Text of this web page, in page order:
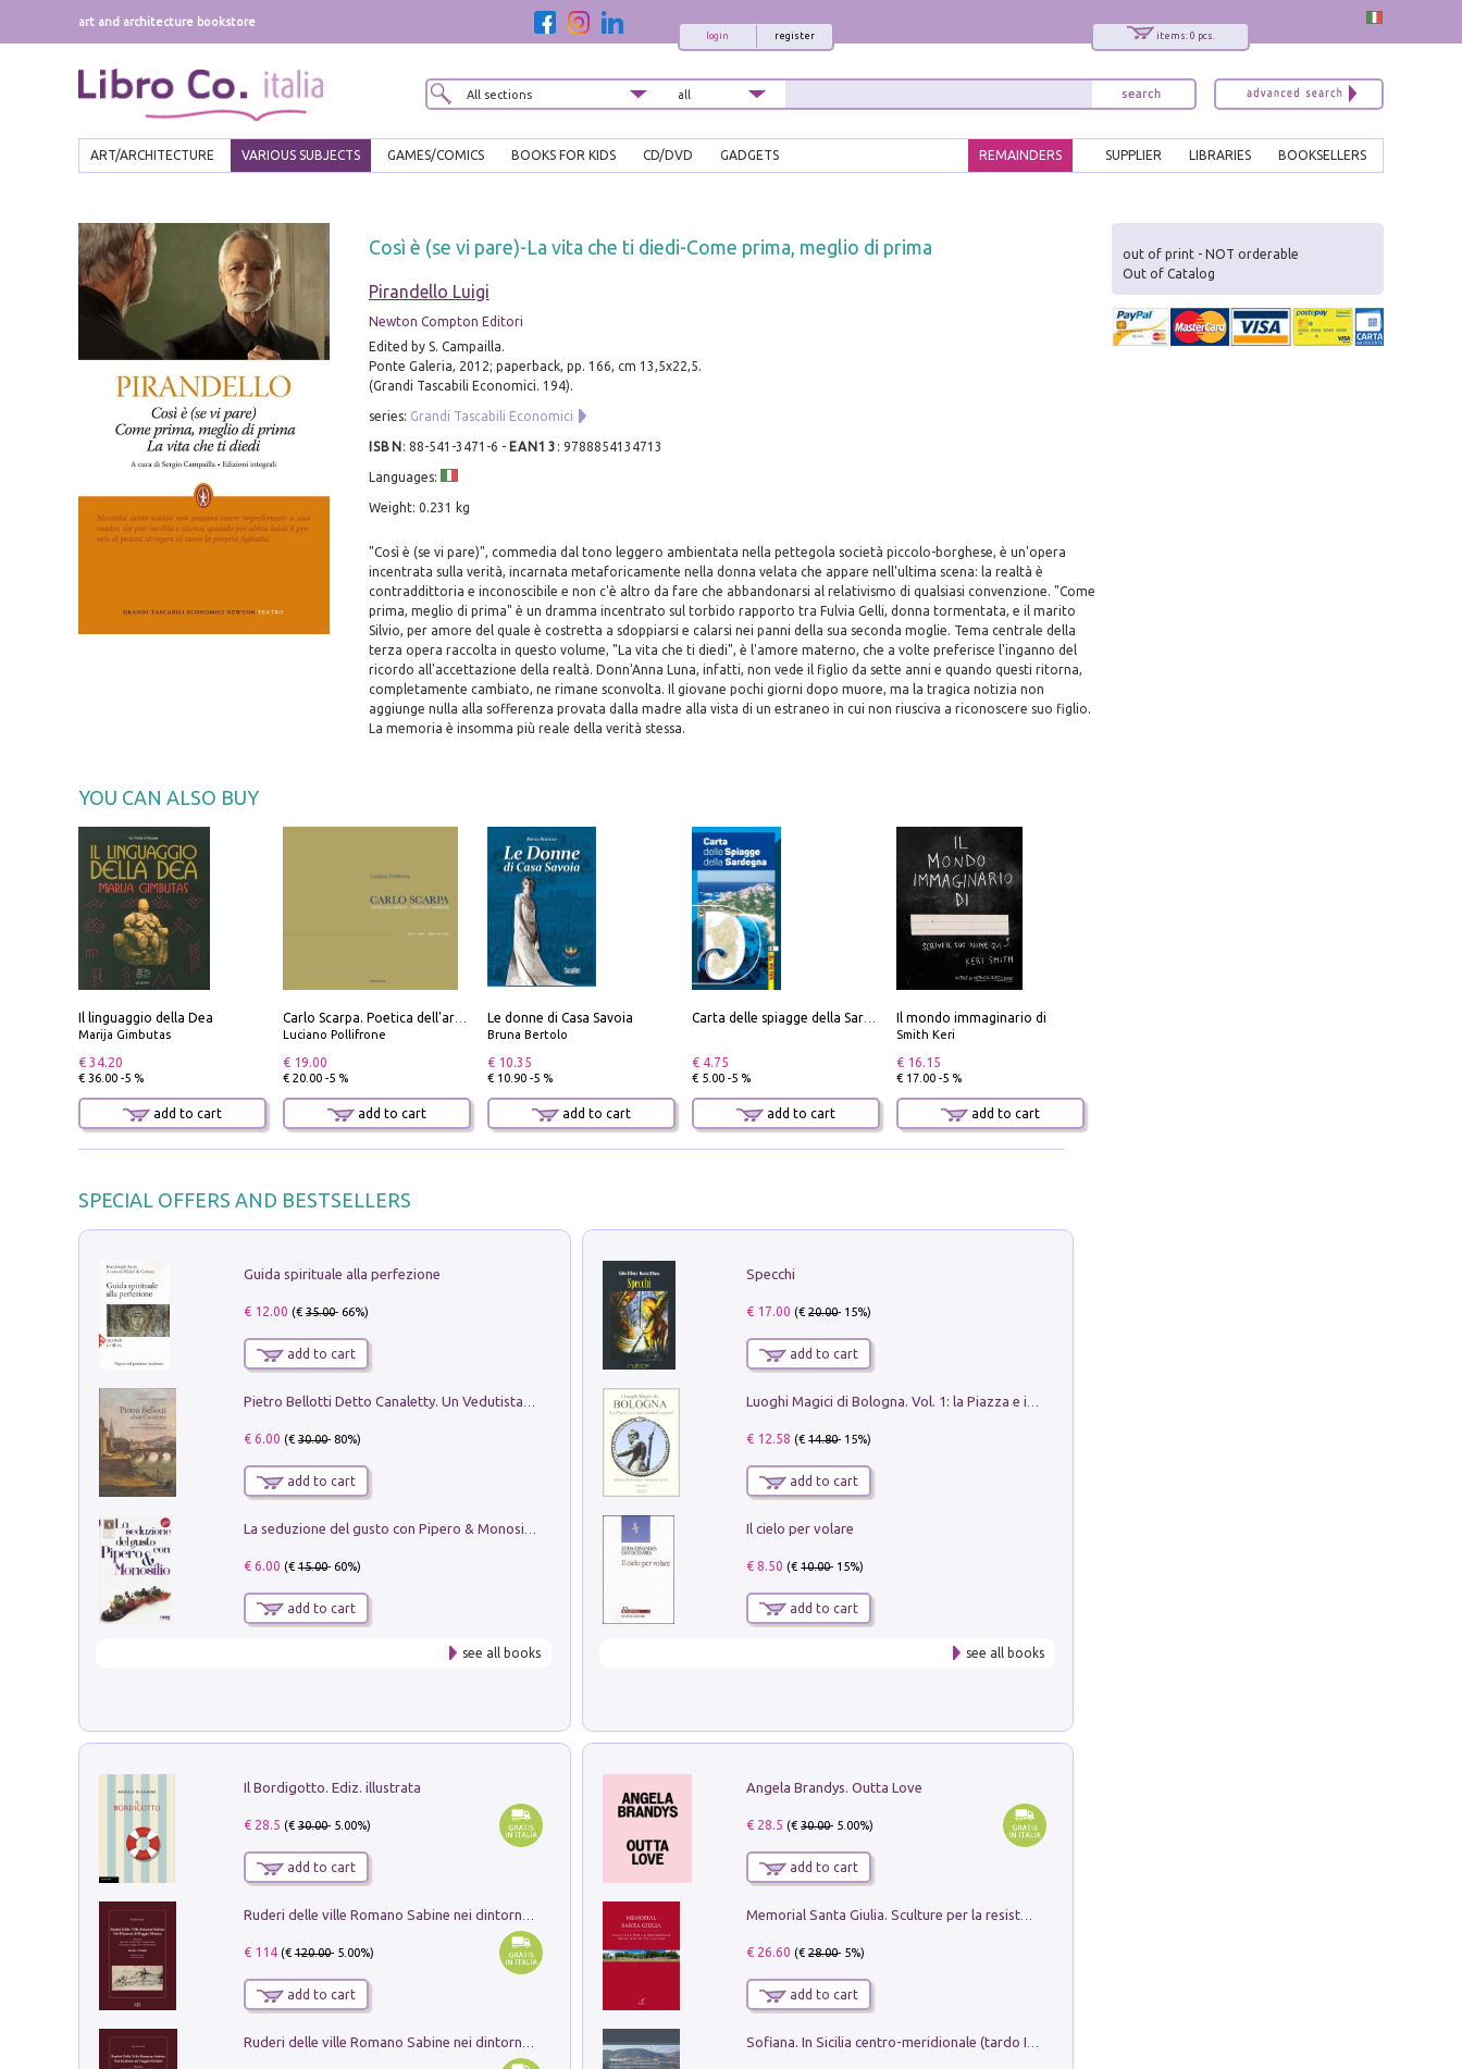
art and architecture bookstore
items: 0 pcs.
register
login
ART/ARCHITECTURE VARIOUS SUBJECTS GAMES/COMICS BOOKS FOR KIDS CD/DVD GADGETS BOOKSELLERS
LIBRARIES
SUPPLIER
REMAINDERS
Così è (se vi pare)-La vita che ti diedi-Come prima, meglio di prima
Pirandello Luigi
Newton Compton Editori
Edited by S. Campailla.
Ponte Galeria, 2012; paperback, pp. 166, cm 13,5x22,5.
(Grandi Tascabili Economici. 194).
series: Grandi Tascabili Economici
ISBN : 88-541-3471-6 - EAN13 : 9788854134713
Languages:
Weight: 0.231 kg
"Così è (se vi pare)", commedia dal tono leggero ambientata nella pettegola società piccolo-borghese, è un'opera
incentrata sulla verità, incarnata metaforicamente nella donna velata che appare nell'ultima scena: la realtà è
contraddittoria e inconoscibile e non c'è altro da fare che abbandonarsi al relativismo di qualsiasi convenzione. "Come
prima, meglio di prima" è un dramma incentrato sul torbido rapporto tra Fulvia Gelli, donna tormentata, e il marito
Silvio, per amore del quale è costretta a sdoppiarsi e calarsi nei panni della sua seconda moglie. Tema centrale della
terza opera raccolta in questo volume, "La vita che ti diedi", è l'amore materno, che a volte preferisce l'inganno del
ricordo all'accettazione della realtà. Donn'Anna Luna, infatti, non vede il figlio da sette anni e quando questi ritorna,
completamente cambiato, ne rimane sconvolta. Il giovane pochi giorni dopo muore, ma la tragica notizia non
aggiunge nulla alla sofferenza provata dalla madre alla vista di un estraneo in cui non riusciva a riconoscere suo figlio.
La memoria è insomma più reale della verità stessa.
YOU CAN ALSO BUY
Il linguaggio della Dea
Marija Gimbutas
€ 34.20
€ 36.00 -5 %
add to cart
Luciano Pollifrone
€ 19.00
€ 20.00 -5 %
add to cart
Le donne di Casa Savoia
Bruna Bertolo
€ 10.35
€ 10.90 -5 %
add to cart
€ 4.75
€ 5.00 -5 %
add to cart
Il mondo immaginario di
Smith Keri
€ 16.15
€ 17.00 -5 %
add to cart
SPECIAL OFFERS AND BESTSELLERS
Guida spirituale alla perfezione
€ 12.00 (€35.00- 66%)
add to cart
€ 6.00 (€30.00- 80%)
add to cart
€ 6.00 (€15.00- 60%)
add to cart
see all books
Specchi
€ 17.00 (€20.00- 15%)
add to cart
€ 12.58 (€14.80- 15%)
add to cart
Il cielo per volare
€ 8.50 (€10.00- 15%)
add to cart
see all books
Il Bordigotto. Ediz. illustrata
€ 28.5 (€30.00- 5.00%)
add to cart
€ 114(€120.00- 5.00%)
add to cart
Angela Brandys. Outta Love
€ 28.5 (€30.00- 5.00%)
add to cart
€ 26.60 (€28.00- 5%)
add to cart
out of print - NOT orderable
Out of Catalog
x
Interessato ai nostri libri?
Allora iscriviti alla nostra newsletter!
Sarai informato delle nostre novità, potrai
comunque cancellarti quando desideri.